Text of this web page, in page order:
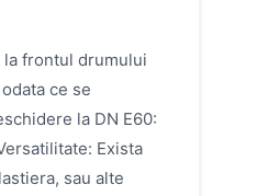
frontul drumului
ce se
la DN E60:
Exista
sau alte